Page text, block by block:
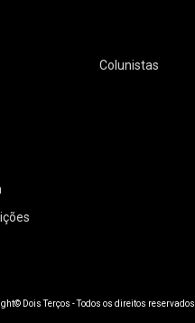
Colunistas
Dois Terços - Todos os direitos reservados.